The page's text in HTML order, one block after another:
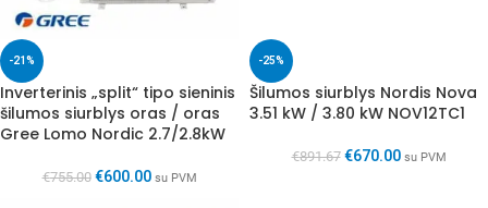
-21%
Inverterinis „split“ tipo sieninis
šilumos siurblys oras / oras
Gree Lomo Nordic 2.7/2.8kW
€755.00 €600.00 su PVM
-25%
Šilumos siurblys Nordis Nova
3.51 kW / 3.80 kW NOV12TC1
€891.67 €670.00 su PVM